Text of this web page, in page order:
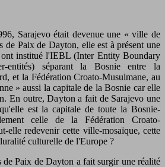
Sarajevo était devenue une « ville de
de Paix de Dayton, elle est à présent une
institué l'IEBL (Inter Entity Boundary
entités) séparant la Bosnie entre la
et la Fédération Croato-Musulmane, au
» aussi la capitale de la Bosnie car elle
En outre, Dayton a fait de Sarajevo une
est la capitale de toute la Bosnie-
celle de la Fédération Croato-
elle redevenir cette ville-mosaïque, cette
culturelle de l'Europe ?
Paix de Dayton a fait surgir une réalité